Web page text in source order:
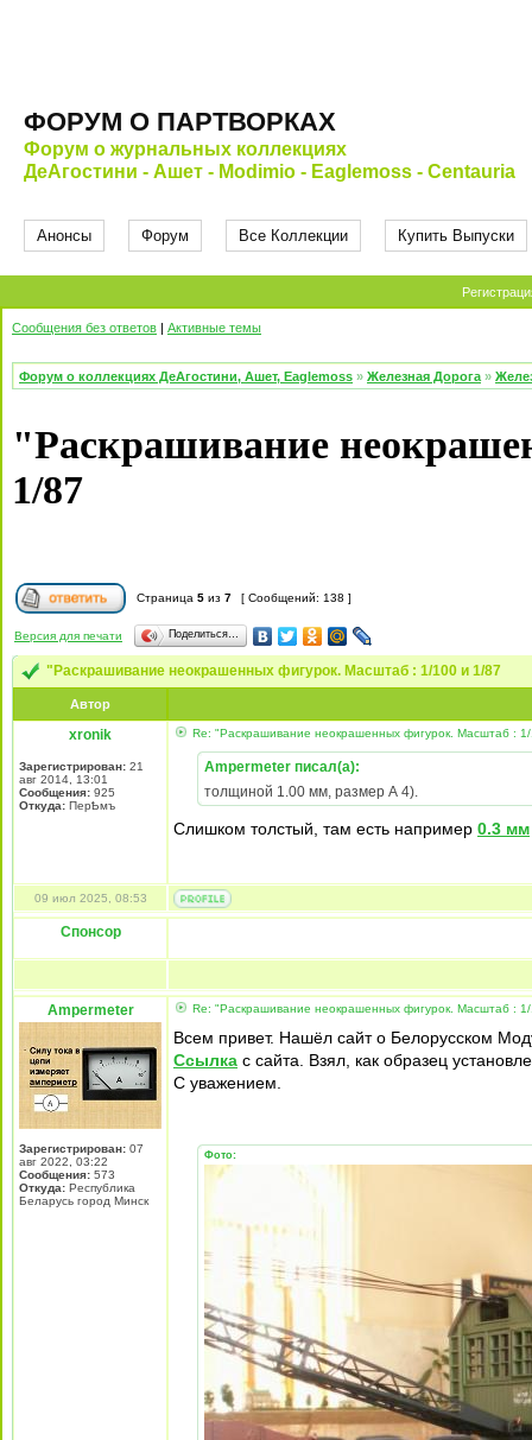
ФОРУМ О ПАРТВОРКАХ
Форум о журнальных коллекциях
ДеАгостини - Ашет - Modimio - Eaglemoss - Centauria
Анонсы Форум Все Коллекции Купить Выпуски
Сообщения без ответов | Активные темы
Форум о коллекциях ДеАгостини, Ашет, Eaglemoss » Железная Дорога »
"Раскрашивание
1/87
Страница 5 из 7 [ Сообщений: 138 ]
Версия для печати Поделиться…
"Раскрашивание неокрашенных фигурок. Масштаб : 1/100 и 1/87
Автор
xronik
Зарегистрирован: 21
авг 2014, 13:01
Сообщения: 925
Откуда: ПерҌмъ
Re: "Раскрашивание неокрашенных фигурок. Масштаб :
Ampermeter писал(а):
толщиной 1.00 мм, размер А 4).
Слишком толстый, там есть например 0.3 мм
09 июл 2025, 08:53
Спонсор
Ampermeter
Зарегистрирован: 07
авг 2022, 03:22
Сообщения: 573
Откуда: Республика
Беларусь город Минск
Re: "Раскрашивание неокрашенных фигурок. Масштаб :
Всем привет. Нашёл сайт о Белорусском
Ссылка с сайта. Взял, как образец
С уважением.
Фото: